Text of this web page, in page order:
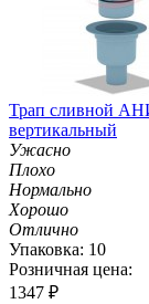
Трап сливной
вертикальный
Ужасно
Плохо
Нормально
Хорошо
Отлично
Упаковка: 10
Розничная цена:
1347 ₽